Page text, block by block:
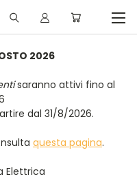
2026
saranno attivi fino al
dal 31/8/2026.
questa pagina.
Elettrica